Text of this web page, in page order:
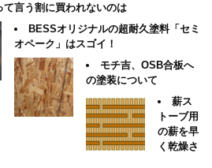
て言う割に買われないのは
BESSオリジナルの超耐久塗料「セミ
オペーク」はスゴイ！
モチ吉、OSB合板へ
の塗装について
薪ス
トーブ用
の薪を早
く乾燥さ